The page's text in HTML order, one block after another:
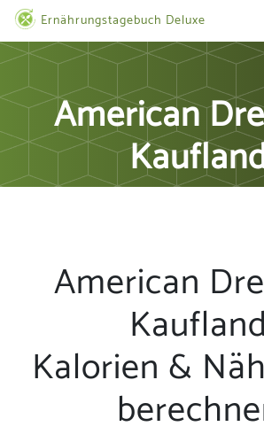
Ernährungstagebuch Deluxe
American
American
Kaufland
Kalorien &